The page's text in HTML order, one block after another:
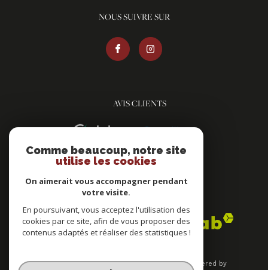
NOUS SUIVRE SUR
AVIS CLIENTS
ADHÉRENTS
© 2026 | Tous droits réservés | Traduction powered by
Comme beaucoup, notre site
utilise les cookies
On aimerait vous accompagner pendant
votre visite.
En poursuivant, vous acceptez l'utilisation des
cookies par ce site, afin de vous proposer des
contenus adaptés et réaliser des statistiques !